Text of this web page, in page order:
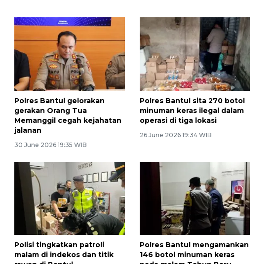
Polres Bantul gelorakan
gerakan Orang Tua
Memanggil cegah kejahatan
jalanan
30 June 2026 19:35 WIB
Polres Bantul sita 270 botol
minuman keras ilegal dalam
operasi di tiga lokasi
26 June 2026 19:34 WIB
Polisi tingkatkan patroli
malam di indekos dan titik
Polres Bantul mengamankan
146 botol minuman keras